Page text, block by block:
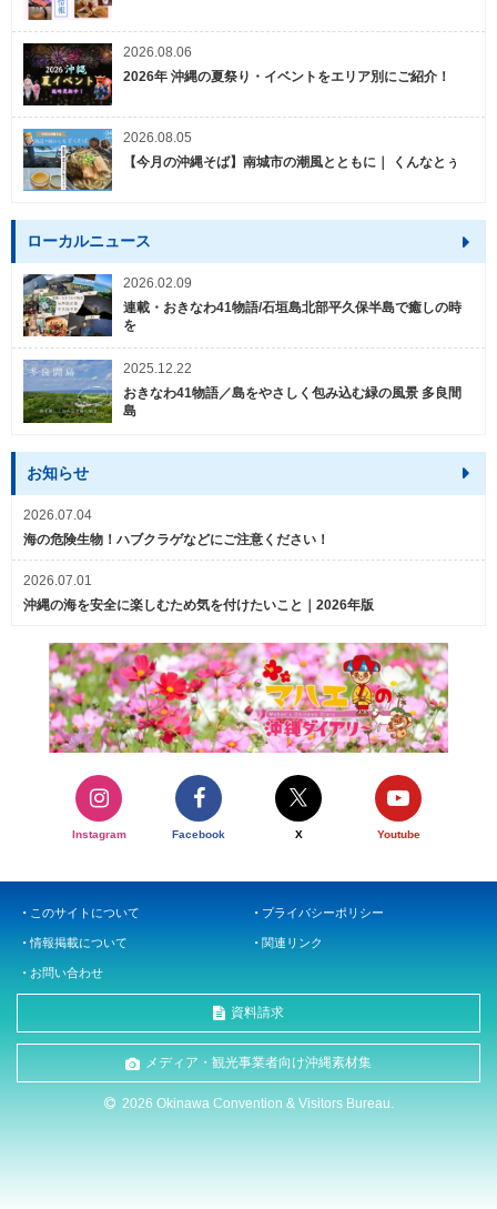
2026.08.06
2026年 沖縄の夏祭り・イベントをエリア別にご紹介！
2026.08.05
【今月の沖縄そば】南城市の潮風とともに｜ くんなとぅ
ローカルニュース
2026.02.09
連載・おきなわ41物語/石垣島北部平久保半島で癒しの時
を
2025.12.22
おきなわ41物語／島をやさしく包み込む緑の風景 多良間
島
お知らせ
2026.07.04
海の危険生物！ハブクラゲなどにご注意ください！
2026.07.01
沖縄の海を安全に楽しむため気を付けたいこと｜2026年版
Instagram Facebook X Youtube
このサイトについて プライバシーポリシー
情報掲載について 関連リンク
お問い合わせ
資料請求
メディア・観光事業者向け沖縄素材集
2026 Okinawa Convention & Visitors Bureau.